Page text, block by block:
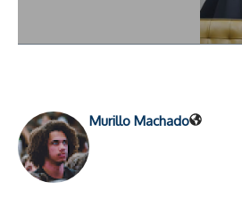
Murillo Machado